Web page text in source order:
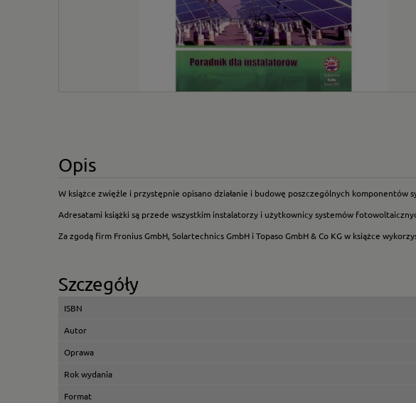
Opis
W książce zwięźle i przystępnie opisano działanie i budowę poszczególnych
Adresatami książki są przede wszystkim instalatorzy i użytkownicy systemów
Za zgodą firm Fronius GmbH, Solartechnics GmbH i Topaso GmbH & Co KG w książce
Szczegóły
ISBN
Autor
Oprawa
Rok wydania
Format